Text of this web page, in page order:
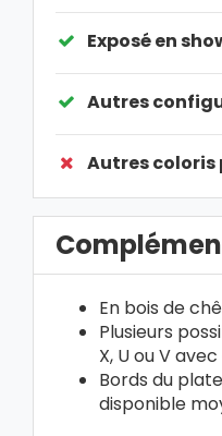
Exposé en
Autres
Autres coloris
En bois de
Plusieurs
X, U ou V
Bords du
disponible